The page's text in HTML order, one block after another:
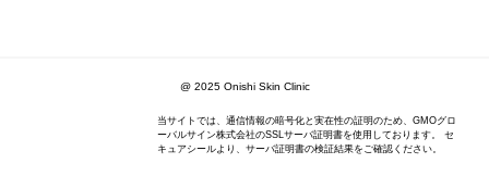
@ 2025 Onishi Skin Clinic
当サイトでは、通信情報の暗号化と実在性の証明のため、GMOグロ
ーバルサイン株式会社のSSLサーバ証明書を使用しております。 セ
キュアシールより、サーバ証明書の検証結果をご確認ください。